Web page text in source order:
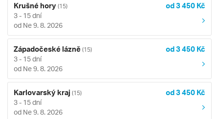
Krušné hory (15) od 3 450 Kč
3 - 15 dní
od Ne 9. 8. 2026
Západočeské lázně (15) od 3 450 Kč
3 - 15 dní
od Ne 9. 8. 2026
Karlovarský kraj (15) od 3 450 Kč
3 - 15 dní
od Ne 9. 8. 2026